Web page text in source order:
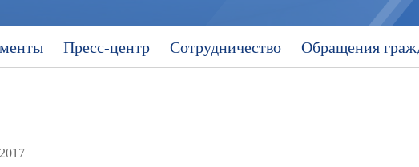
Пресс-центр Сотрудничество Обращения